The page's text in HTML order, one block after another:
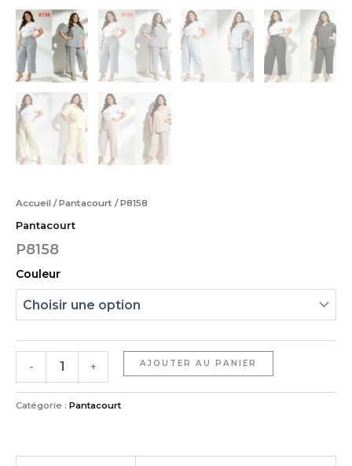
Accueil /Pantacourt / P8158
Pantacourt
P8158
Couleur
- + AJOUTER AU PANIER
Catégorie : Pantacourt